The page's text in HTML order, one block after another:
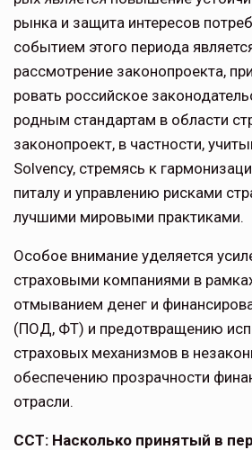
рынка и защита интересов
событием этого периода
рассмотрение законопроекта,
ровать российское
родным стандартам в области
законопроект, в частности,
Solvency, стремясь к
питалу и управлению рисками
лучшими мировыми практиками.
Особое внимание уделяется
страховыми компаниями в
отмыванием денег и
(ПОД, ФТ) и предотвращению
страховых механизмов в
обеспечению прозрачности
отрасли.
ССТ: Насколько принятый в